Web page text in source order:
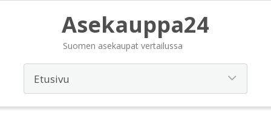
Asekauppa24
Suomen asekaupat vertailussa